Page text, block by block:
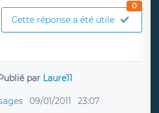
Cette réponse a été utile
0
par Laure11
09/01/2011 23:07